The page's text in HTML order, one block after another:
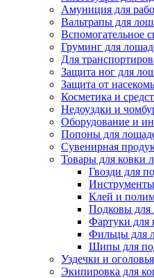
Амуниция для
Вальтрапы для
Вспомогательное
Груминг для
Для
Защита ног для
Защита от
Косметика и
Недоуздки и
Оборудование и
Попоны для
Сувенирная
Товары для ковки
Гвозди для
Клей и
Подковы для
Фартуки для
Фильцы для
Шипы для
Уздечки и
Экипировка для